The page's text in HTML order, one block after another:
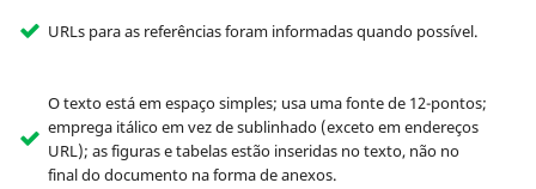
URLs para as referências foram informadas quando possível.
O texto está em espaço simples; usa uma fonte de 12-pontos;
emprega itálico em vez de sublinhado (exceto em endereços
URL); as figuras e tabelas estão inseridas no texto, não no
final do documento na forma de anexos.